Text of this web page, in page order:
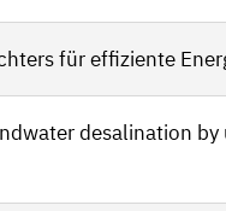
für effiziente
desalination